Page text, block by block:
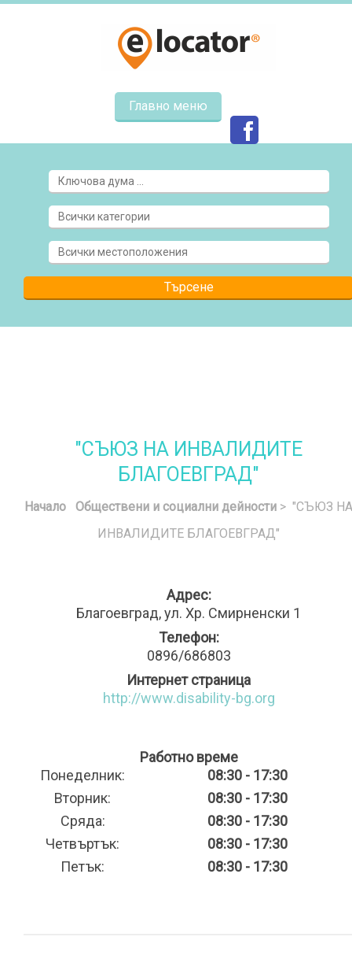
Главно меню
"СЪЮЗ НА ИНВАЛИДИТЕ
БЛАГОЕВГРАД"
Начало Обществени и социални дейности > "СЪЮЗ НА
ИНВАЛИДИТЕ БЛАГОЕВГРАД"
Адрес:
Благоевград, ул. Хр. Смирненски 1
Телефон:
0896/686803
Интернет страница
http://www.disability-bg.org
Работно време
Понеделник:
08:30 - 17:30
Вторник:
08:30 - 17:30
Сряда:
08:30 - 17:30
Четвъртък:
08:30 - 17:30
Петък:
08:30 - 17:30